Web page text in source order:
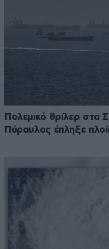
Πολεμικό θρίλερ στα
Πύραυλος έπληξε